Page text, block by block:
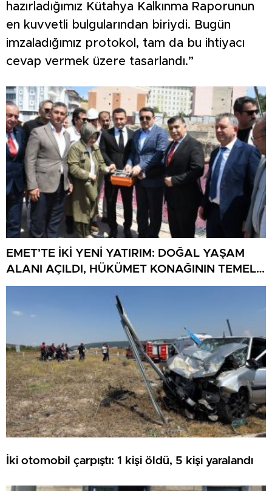
hazırladığımız Kütahya Kalkınma Raporunun
en kuvvetli bulgularından biriydi. Bugün
imzaladığımız protokol, tam da bu ihtiyacı
cevap vermek üzere tasarlandı.”
EMET’TE İKİ YENİ YATIRIM: DOĞAL YAŞAM
ALANI AÇILDI, HÜKÜMET KONAĞININ TEMELİ
ATILDI
İki otomobil çarpıştı: 1 kişi öldü, 5 kişi yaralandı